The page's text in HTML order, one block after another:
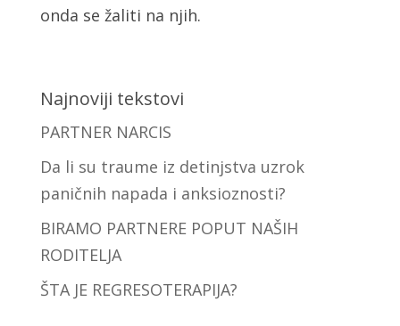
onda se žaliti na njih.
Najnoviji tekstovi
PARTNER NARCIS
Da li su traume iz detinjstva uzrok
paničnih napada i anksioznosti?
BIRAMO PARTNERE POPUT NAŠIH
RODITELJA
ŠTA JE REGRESOTERAPIJA?